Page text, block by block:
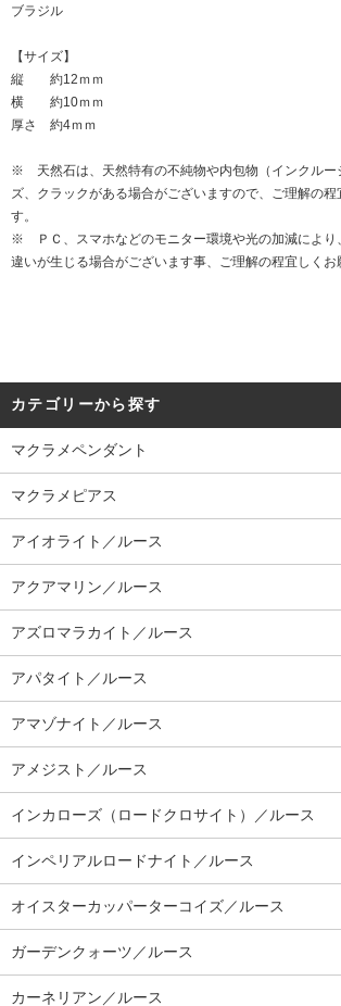
ブラジル
【サイズ】
縦 約12ｍｍ
横 約10ｍｍ
厚さ 約4ｍｍ
※ 天然石は、天然特有の不純物や内包物（インクルー
ズ、クラックがある場合がございますので、ご理解の程
す。
※ ＰＣ、スマホなどのモニター環境や光の加減により
違いが生じる場合がございます事、ご理解の程宜しくお
カテゴリーから探す
マクラメペンダント
マクラメピアス
アイオライト／ルース
アクアマリン／ルース
アズロマラカイト／ルース
アパタイト／ルース
アマゾナイト／ルース
アメジスト／ルース
インカローズ（ロードクロサイト）／ルース
インペリアルロードナイト／ルース
オイスターカッパーターコイズ／ルース
ガーデンクォーツ／ルース
カーネリアン／ルース